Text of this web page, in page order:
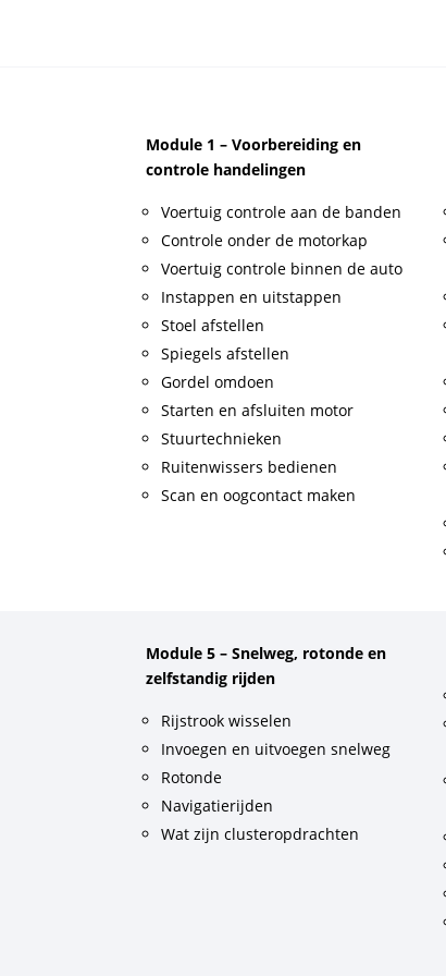
Module 1 – Voorbereiding en
controle handelingen
Voertuig controle aan de banden
Controle onder de motorkap
Voertuig controle binnen de auto
Instappen en uitstappen
Stoel afstellen
Spiegels afstellen
Gordel omdoen
Starten en afsluiten motor
Stuurtechnieken
Ruitenwissers bedienen
Scan en oogcontact maken
Module 5 – Snelweg, rotonde en
zelfstandig rijden
Rijstrook wisselen
Invoegen en uitvoegen snelweg
Rotonde
Navigatierijden
Wat zijn clusteropdrachten